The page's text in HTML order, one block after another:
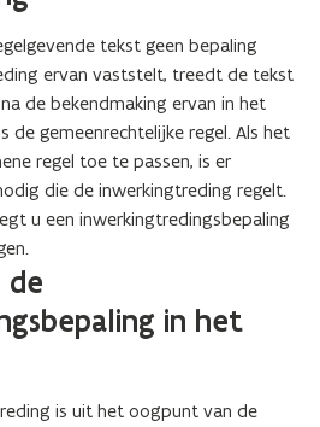
tekst geen bepaling
ervan vaststelt, treedt de tekst
de bekendmaking ervan in het
de gemeenrechtelijke regel. Als het
regel toe te passen, is er
die de inwerkingtreding regelt.
u een inwerkingtredingsbepaling
de
in het
is uit het oogpunt van de